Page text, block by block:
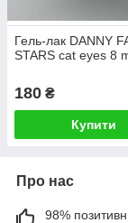
Гель-лак DANNY
STARS cat eyes 8
180 ₴
Купити
Про нас
98%